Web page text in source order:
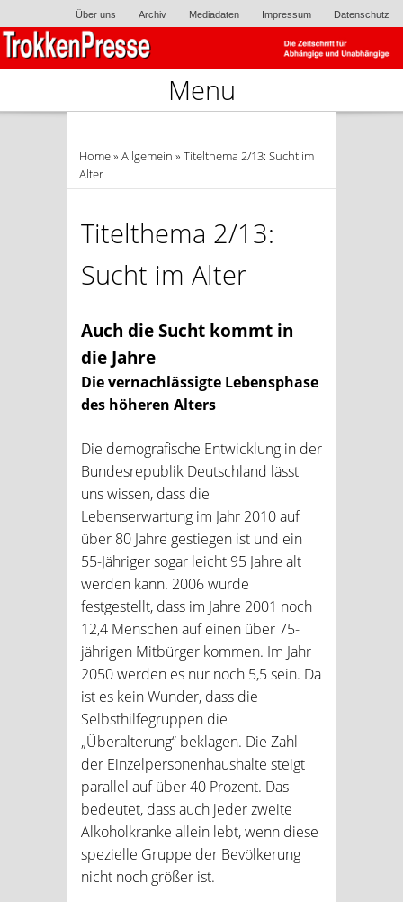
Über uns Archiv Mediadaten Impressum Datenschutz
Menu
Home» Allgemein » Titelthema 2/13: Sucht im
Alter
Titelthema 2/13:
Sucht im Alter
Auch die Sucht kommt in
die Jahre
Die vernachlässigte Lebensphase
des höheren Alters
Die demografische Entwicklung in der
Bundesrepublik Deutschland lässt
uns wissen, dass die
Lebenserwartung im Jahr 2010 auf
über 80 Jahre gestiegen ist und ein
55-Jähriger sogar leicht 95 Jahre alt
werden kann. 2006 wurde
festgestellt, dass im Jahre 2001 noch
12,4 Menschen auf einen über 75-
jährigen Mitbürger kommen. Im Jahr
2050 werden es nur noch 5,5 sein. Da
ist es kein Wunder, dass die
Selbsthilfegruppen die
„Überalterung“ beklagen. Die Zahl
der Einzelpersonenhaushalte steigt
parallel auf über 40 Prozent. Das
bedeutet, dass auch jeder zweite
Alkoholkranke allein lebt, wenn diese
spezielle Gruppe der Bevölkerung
nicht noch größer ist.